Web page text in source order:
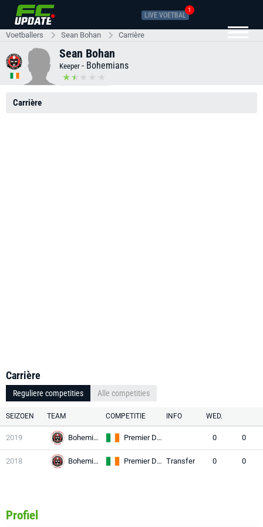
LIVE VOETBAL
1
Voetballers Sean Bohan Carrière
Sean Bohan
Keeper - Bohemians
Carrière
Carrière
Reguliere competities Alle competities
SEIZOEN TEAM COMPETITIE INFO WED.
2019 Bohemians Premier Division 0 0
2018 Bohemians Premier Division Transfer 0 0
Profiel